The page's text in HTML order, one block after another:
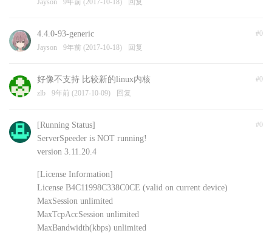
Jayson 9年前 (2017-10-18) 回复
#0
4.4.0-93-generic
Jayson 9年前 (2017-10-18) 回复
#0
好像不支持 比较新的linux内核
zlb 9年前 (2017-10-09) 回复
#0
[Running Status]
ServerSpeeder is NOT running!
version 3.11.20.4
[License Information]
License B4C11998C338C0CE (valid on current device)
MaxSession unlimited
MaxTcpAccSession unlimited
MaxBandwidth(kbps) unlimited